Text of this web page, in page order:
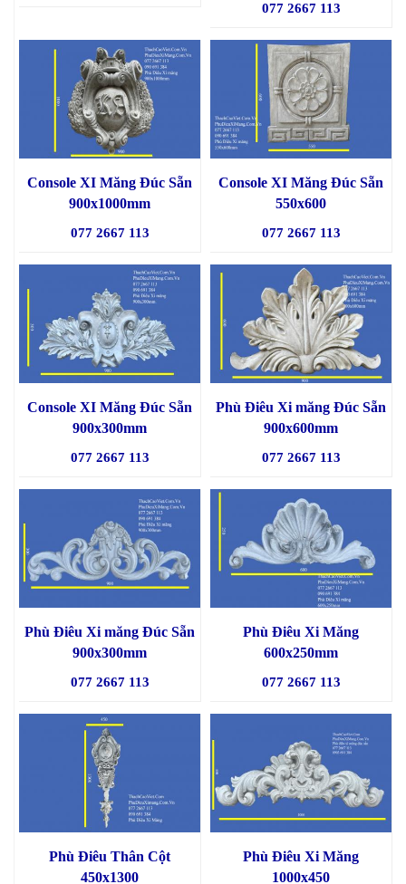
077 2667 113
Console XI Măng Đúc Sẵn
900x1000mm
077 2667 113
Console XI Măng Đúc Sẵn
550x600
077 2667 113
Console XI Măng Đúc Sẵn
900x300mm
077 2667 113
Phù Điêu Xi măng Đúc Sẵn
900x600mm
077 2667 113
Phù Điêu Xi măng Đúc Sẵn
900x300mm
077 2667 113
Phù Điêu Xi Măng
600x250mm
077 2667 113
Phù Điêu Thân Cột
450x1300
Phù Điêu Xi Măng
1000x450